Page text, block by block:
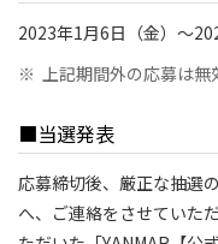
2023年1月6日（金）～
※ 上記期間外の応募は無
■当選発表
応募締切後、厳正な抽選
へ、ご連絡をさせていた